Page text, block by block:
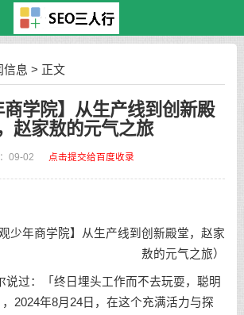
信息 > 正文
商学院】从生产线到创新殿
赵家敖的元气之旅
09-02 点击提交给百度收录
少年商学院】从生产线到创新殿堂，赵家
敖的元气之旅）
说过：「终日埋头工作而不去玩耍，聪明
2024年8月24日，在这个充满活力与探